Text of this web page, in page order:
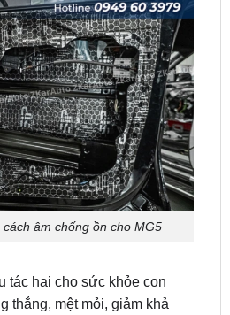
cách âm chống ồn cho MG5
tác hại cho sức khỏe con
đến thính giác, thậm chí
âm chống ồn cho MG5 giúp